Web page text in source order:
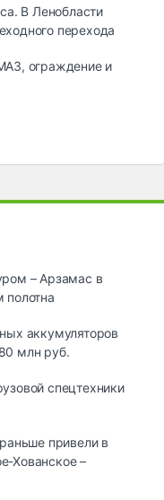
В Ленобласти
перехода
ограждение и
– Арзамас в
полотна
аккумуляторов
млн руб.
спецтехники
привели в
Хованское –